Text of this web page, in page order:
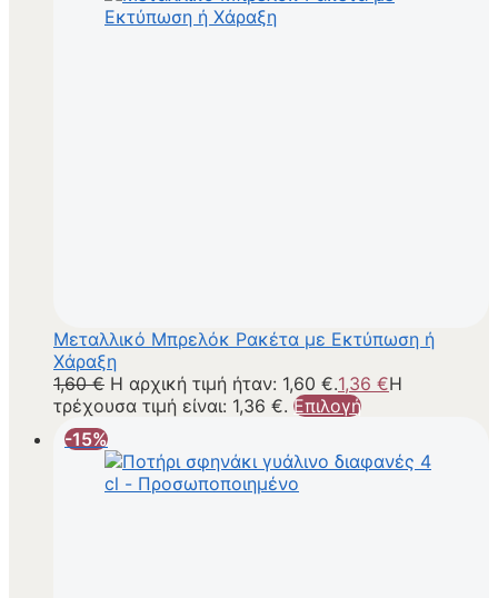
Μεταλλικό Μπρελόκ Ρακέτα με Εκτύπωση ή
Χάραξη
1,60€ Η αρχική τιμή ήταν: 1,60 €.1,36 €Η
τρέχουσα τιμή είναι: 1,36 €. Επιλογή
-15%